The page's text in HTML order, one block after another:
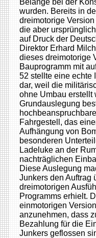
Belange bei der
wurden. Bereits in
dreimotorige
die aber
auf Druck der
Direktor Erhard
dieses dreimotorige
Bauprogramm mit
52 stellte eine echte
dar, weil die
ohne Umbau erstellt
Grundauslegung
Fahrgestell, das
Aufhängung von
besonderen
Ladeluke an der
nachträglichen
Diese Auslegung
Junkers den Auftrag
dreimotorigen
Programms erhielt.
einmotorigen
anzunehmen, dass
Bezahlung für die
Junkers geflossen